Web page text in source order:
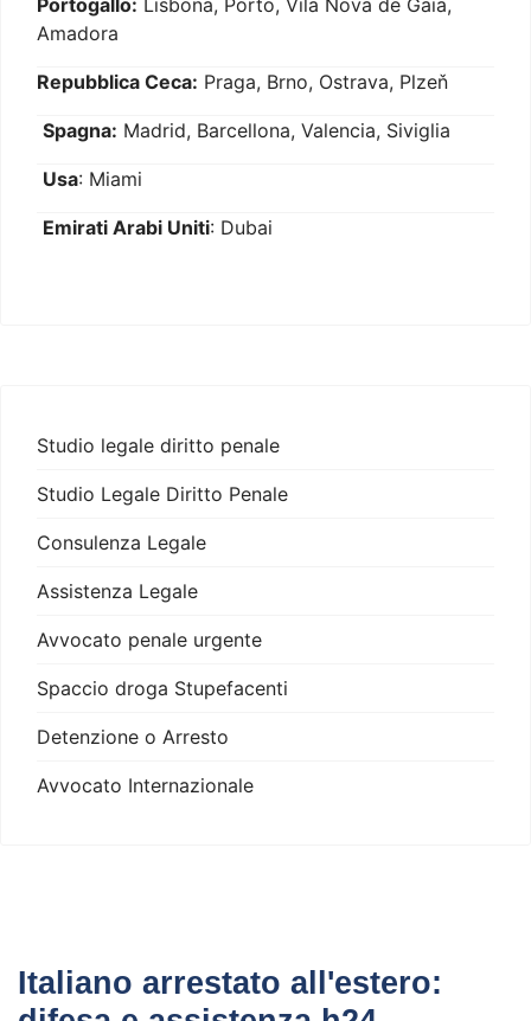
Amadora
Repubblica Ceca: Praga, Brno, Ostrava, Plzeň
Spagna: Madrid, Barcellona, Valencia, Siviglia
Usa: Miami
Emirati Arabi Uniti: Dubai
Studio legale diritto penale
Studio Legale Diritto Penale
Consulenza Legale
Assistenza Legale
Avvocato penale urgente
Spaccio droga Stupefacenti
Detenzione o Arresto
Avvocato Internazionale
Italiano arrestato all'estero: